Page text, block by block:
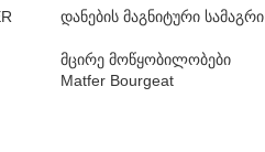
დანების მაგნიტური
მცირე მოწყობილობები
Matfer Bourgeat